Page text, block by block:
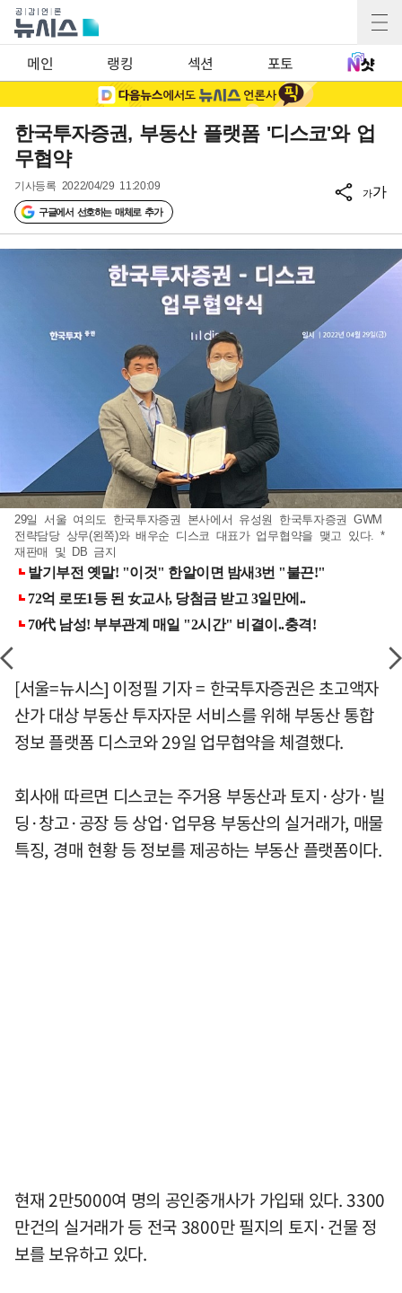
메인 랭킹 섹션 포토
한국투자증권, 부동산 플랫폼 '디스코'와 업
무협약
기사등록 2022/04/29 11:20:09
구글에서 선호하는 매체로 추가
가가
29일 서울 여의도 한국투자증권 본사에서 유성원 한국투자증권 GWM
전략담당 상무(왼쪽)와 배우순 디스코 대표가 업무협약을 맺고 있다. *
재판매 및 DB 금지
[서울=뉴시스] 이정필 기자 = 한국투자증권은 초고액자
산가 대상 부동산 투자자문 서비스를 위해 부동산 통합
정보 플랫폼 디스코와 29일 업무협약을 체결했다.
회사애 따르면 디스코는 주거용 부동산과 토지·상가·빌
딩·창고·공장 등 상업·업무용 부동산의 실거래가, 매물
특징, 경매 현황 등 정보를 제공하는 부동산 플랫폼이다.
현재 2만5000여 명의 공인중개사가 가입돼 있다. 3300
만건의 실거래가 등 전국 3800만 필지의 토지·건물 정
보를 보유하고 있다.